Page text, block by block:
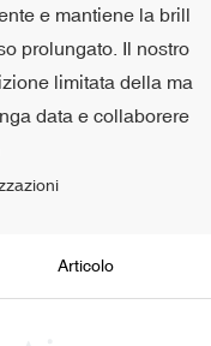
e mantiene la brill
prolungato. Il nostro
limitata della ma
data e collaborere
Articolo